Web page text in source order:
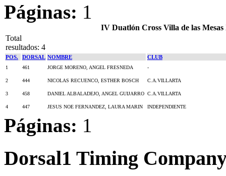
Páginas: 1
IV Duatlón Cross Villa de las
Total
resultados: 4
POS. DORSAL NOMBRE CLUB
1 461 JORGE MORENO, ANGEL FRESNEDA -
2 444 NICOLAS RECUENCO, ESTHER BOSCH C.A.VILLARTA
3 458 DANIEL ALBALADEJO, ANGEL GUIJARRO C.A.VILLARTA
4 447 JESUS NOE FERNANDEZ, LAURA MARIN INDEPENDIENTE
Páginas: 1
Dorsal1 Timing